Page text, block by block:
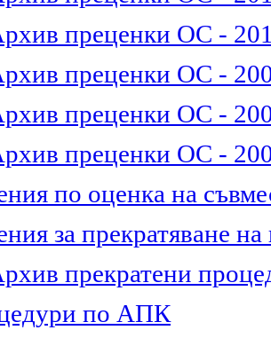
преценки ОС -
преценки ОС -
преценки ОС -
преценки ОС -
по оценка на
за прекратяване
прекратени
по АПК